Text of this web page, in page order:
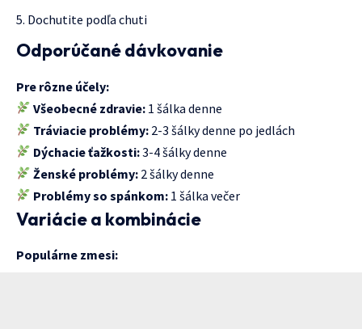
Dochutite podľa chuti
Odporúčané dávkovanie
Pre rôzne účely:
Všeobecné zdravie: 1 šálka denne
Tráviacie problémy: 2-3 šálky denne po jedlách
Dýchacie ťažkosti:3-4 šálky denne
Ženské problémy: 2 šálky denne
Problémy so spánkom: 1 šálka večer
Variácie a kombinácie
Populárne zmesi: